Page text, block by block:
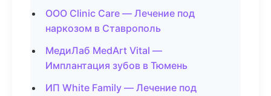
ООО Clinic Care — Лечение под
наркозом в Ставрополь
МедиЛаб MedArt Vital —
Имплантация зубов в Тюмень
ИП White Family — Лечение под